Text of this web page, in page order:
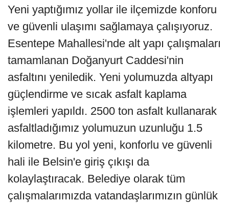
Yeni yaptığımız yollar ile ilçemizde konforu
ve güvenli ulaşımı sağlamaya çalışıyoruz.
Esentepe Mahallesi'nde alt yapı çalışmaları
tamamlanan Doğanyurt Caddesi'nin
asfaltını yeniledik. Yeni yolumuzda altyapı
güçlendirme ve sıcak asfalt kaplama
işlemleri yapıldı. 2500 ton asfalt kullanarak
asfaltladığımız yolumuzun uzunluğu 1.5
kilometre. Bu yol yeni, konforlu ve güvenli
hali ile Belsin'e giriş çıkışı da
kolaylaştıracak. Belediye olarak tüm
çalışmalarımızda vatandaşlarımızın günlük